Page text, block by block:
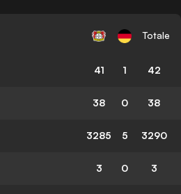
Totale
41 1 42
38 0 38
3285 5 3290
3 0 3